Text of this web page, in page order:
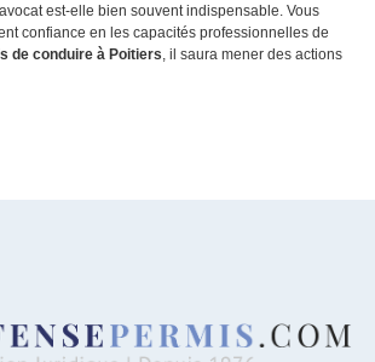
est-elle bien souvent indispensable. Vous
confiance en les capacités professionnelles de
de conduire à Poitiers, il saura mener des actions